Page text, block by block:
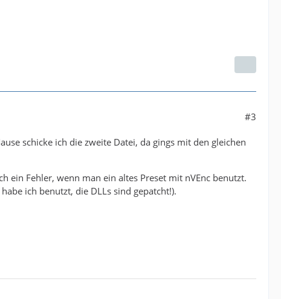
#3
schicke ich die zweite Datei, da gings mit den gleichen
ein Fehler, wenn man ein altes Preset mit nVEnc benutzt.
ich benutzt, die DLLs sind gepatcht!).